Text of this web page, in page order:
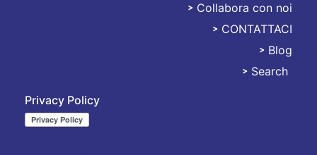
Collabora con noi
CONTATTACI
Blog
Search
Privacy Policy